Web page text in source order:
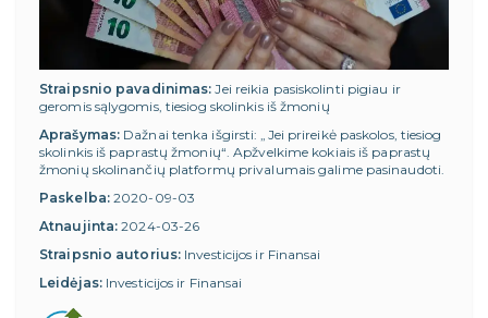
Straipsnio pavadinimas: Jei reikia pasiskolinti pigiau ir
geromis sąlygomis, tiesiog skolinkis iš žmonių
Aprašymas: Dažnai tenka išgirsti: „Jei prireikė paskolos, tiesiog
skolinkis iš paprastų žmonių“. Apžvelkime kokiais iš paprastų
žmonių skolinančių platformų privalumais galime pasinaudoti.
Paskelba: 2020-09-03
Atnaujinta: 2024-03-26
Straipsnio autorius: Investicijos ir Finansai
Leidėjas: Investicijos ir Finansai